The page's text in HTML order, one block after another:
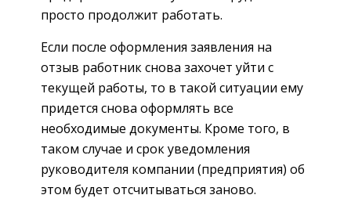
просто продолжит работать.
Если после оформления заявления на
отзыв работник снова захочет уйти с
текущей работы, то в такой ситуации ему
придется снова оформлять все
необходимые документы. Кроме того, в
таком случае и срок уведомления
руководителя компании (предприятия) об
этом будет отсчитываться заново.